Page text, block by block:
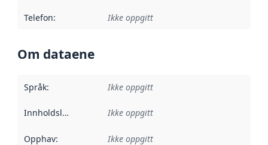
Telefon: Ikke oppgitt
Om dataene
Språk: Ikke oppgitt
Innholdsleverandører :
Ikke oppgitt
Opphav: Ikke oppgitt